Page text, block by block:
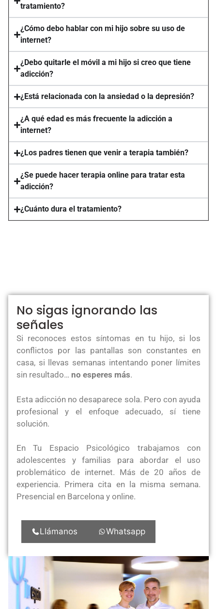
tratamiento?
¿Cómo debo hablar con mi hijo sobre su uso de
internet?
¿Debo quitarle el móvil a mi hijo si creo que tiene
adicción?
¿Está relacionada con la ansiedad o la depresión?
¿A qué edad es más frecuente la adicción a
internet?
¿Los padres tienen que venir a terapia también?
¿Se puede hacer terapia online para tratar esta
adicción?
¿Cuánto dura el tratamiento?
No sigas ignorando las
señales
Si reconoces estos síntomas en tu hijo, si los
conflictos por las pantallas son constantes en
casa, si llevas semanas intentando poner límites
sin resultado… no esperes más.
Esta adicción no desaparece sola. Pero con ayuda
profesional y el enfoque adecuado, sí tiene
solución.
En Tu Espacio Psicológico trabajamos con
adolescentes y familias para abordar el uso
problemático de internet. Más de 20 años de
experiencia. Primera cita en la misma semana.
Presencial en Barcelona y online.
Llámanos Whatsapp